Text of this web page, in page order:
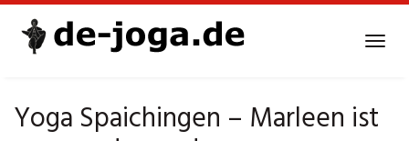
Yoga Spaichingen – Marleen ist